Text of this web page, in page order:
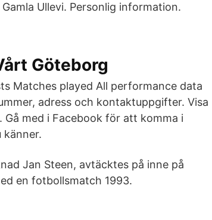
Ullevi. Personlig information.
Göteborg
Matches played All performance data
adress och kontaktuppgifter. Visa
med i Facebook för att komma i
känner.
Jan Steen, avtäcktes på inne på
en fotbollsmatch 1993.